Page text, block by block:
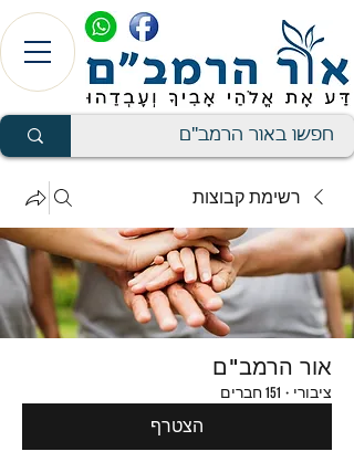
רשימת קבוצות
אור הרמב"ם
ציבורי · 151 חברים
הצטרף